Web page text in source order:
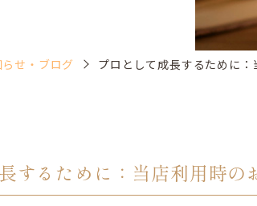
らせ・ブログ プロとして成長するために
するために：当店利用時